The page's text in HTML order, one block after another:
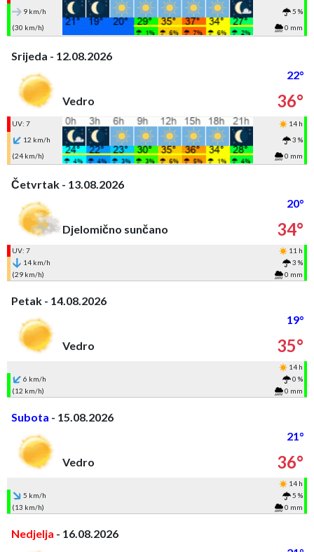
9 km/h
5 %
(30 km/h)
0 mm
Srijeda - 12.08.2026
22°
Vedro
36°
UV: 7
14 h
12 km/h
3 %
(24 km/h)
0 mm
Četvrtak - 13.08.2026
20°
Djelomično sunčano
34°
UV: 7
11 h
14 km/h
3 %
(29 km/h)
0 mm
Petak - 14.08.2026
19°
Vedro
35°
14 h
6 km/h
0 %
(12 km/h)
0 mm
Subota - 15.08.2026
21°
Vedro
36°
14 h
5 km/h
5 %
(13 km/h)
0 mm
Nedjelja - 16.08.2026